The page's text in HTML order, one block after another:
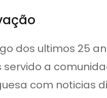
dos ultimos 25
servido a
com noticias